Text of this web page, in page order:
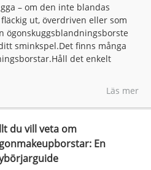
– om den inte blandas
ut, överdriven eller som
ögonskuggsblandningsborste
sminkspel.Det finns många
det enkelt
Läs mer
du vill veta om
En